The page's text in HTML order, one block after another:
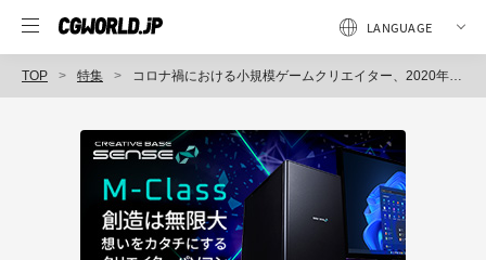
TOP 特集 コロナ禍における小規模ゲームクリエイター、2020年の日本のインディーゲームをとりまく状況＜3＞